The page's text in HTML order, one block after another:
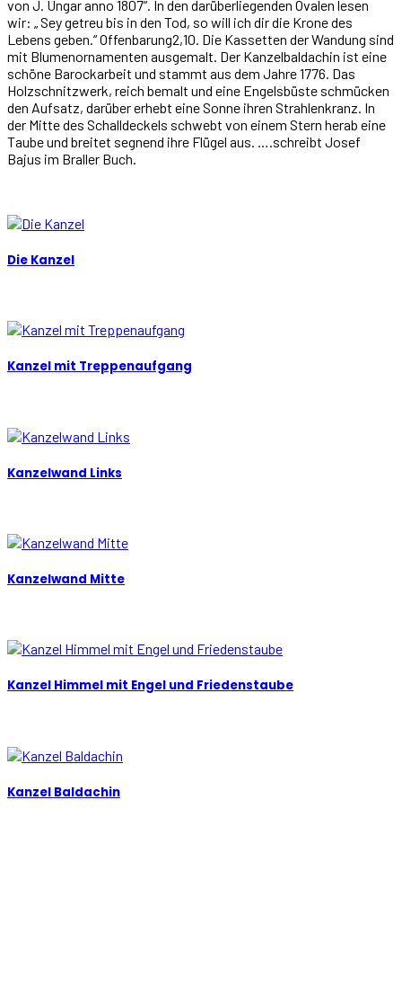
von J. Ungar anno 1807“. In den darüberliegenden Ovalen lesen
wir: „ Sey getreu bis in den Tod, so will ich dir die Krone des
Lebens geben.“ Offenbarung2,10. Die Kassetten der Wandung sind
mit Blumenornamenten ausgemalt. Der Kanzelbaldachin ist eine
schöne Barockarbeit und stammt aus dem Jahre 1776. Das
Holzschnitzwerk, reich bemalt und eine Engelsbüste schmücken
den Aufsatz, darüber erhebt eine Sonne ihren Strahlenkranz. In
der Mitte des Schalldeckels schwebt von einem Stern herab eine
Taube und breitet segnend ihre Flügel aus. ….schreibt Josef
Bajus im Braller Buch.
Die Kanzel
Kanzel mit Treppenaufgang
Kanzelwand Links
Kanzelwand Mitte
Kanzel Himmel mit Engel und Friedenstaube
Kanzel Baldachin